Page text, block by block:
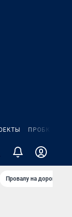
ПРОБКИ
Провалу на дороге